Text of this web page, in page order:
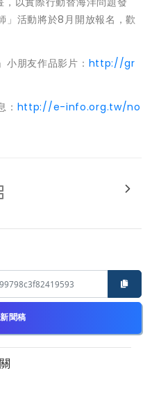
」活動將於8月開放報名，歡
小朋友作品影片： http://gr
： http://e-info.org.tw/no
聞稿